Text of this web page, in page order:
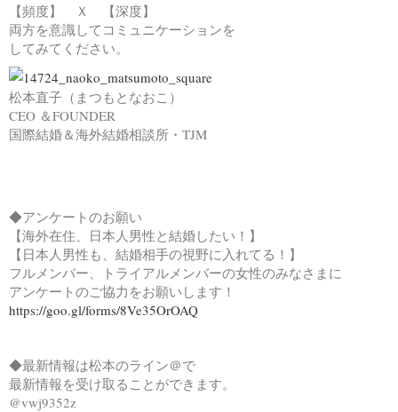
【頻度】 Ｘ 【深度】
両方を意識してコミュニケーションを
してみてください。
松本直子（まつもとなおこ）
CEO ＆FOUNDER
国際結婚＆海外結婚相談所・TJM
◆アンケートのお願い
【海外在住、日本人男性と結婚したい！】
【日本人男性も、結婚相手の視野に入れてる！】
フルメンバー、トライアルメンバーの女性のみなさまに
アンケートのご協力をお願いします！
https://goo.gl/forms/8Ve35OrOAQ
◆最新情報は松本のライン＠で
最新情報を受け取ることができます。
@vwj9352z